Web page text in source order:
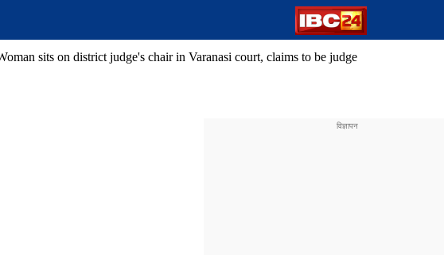
sits on district judge's chair in Varanasi court, claims to be judge